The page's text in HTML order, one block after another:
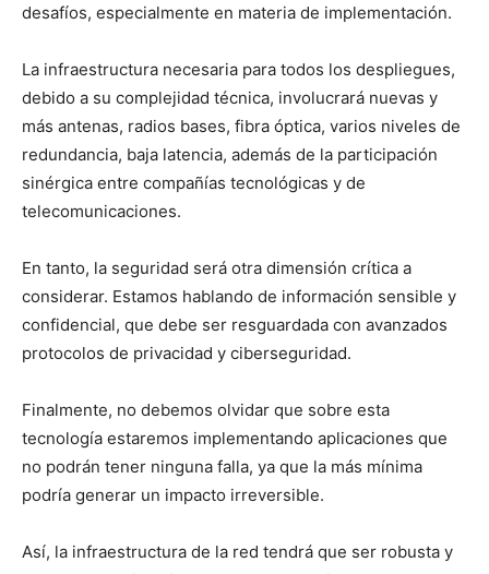
desafíos, especialmente en materia de implementación.
La infraestructura necesaria para todos los despliegues,
debido a su complejidad técnica, involucrará nuevas y
más antenas, radios bases, fibra óptica, varios niveles de
redundancia, baja latencia, además de la participación
sinérgica entre compañías tecnológicas y de
telecomunicaciones.
En tanto, la seguridad será otra dimensión crítica a
considerar. Estamos hablando de información sensible y
confidencial, que debe ser resguardada con avanzados
protocolos de privacidad y ciberseguridad.
Finalmente, no debemos olvidar que sobre esta
tecnología estaremos implementando aplicaciones que
no podrán tener ninguna falla, ya que la más mínima
podría generar un impacto irreversible.
Así, la infraestructura de la red tendrá que ser robusta y